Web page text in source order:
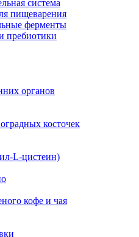
система
пищеварения
ферменты
пребиотики
органов
косточек
L-цистеин)
кофе и чая